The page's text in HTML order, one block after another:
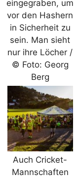
eingegraben, um
vor den Hashern
in Sicherheit zu
sein. Man sieht
nur ihre Löcher /
© Foto: Georg
Berg
Auch Cricket-
Mannschaften